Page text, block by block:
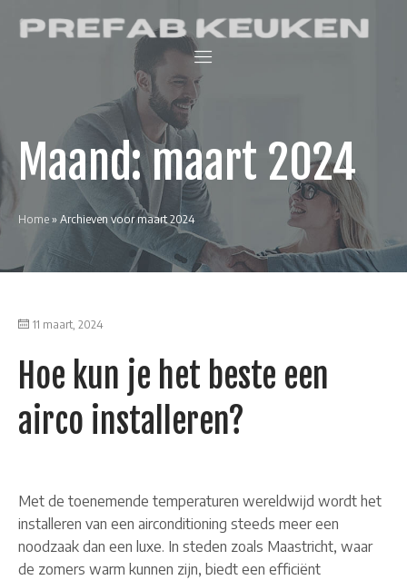
Prefab Keuken
Keukenwinkel
Maand:maart 2024
Home » Archieven voor maart 2024
11 maart, 2024
Hoe kun je het beste een
airco installeren?
Met de toenemende temperaturen wereldwijd wordt het
installeren van een airconditioning steeds meer een
noodzaak dan een luxe. In steden zoals Maastricht, waar
de zomers warm kunnen zijn, biedt een efficiënt